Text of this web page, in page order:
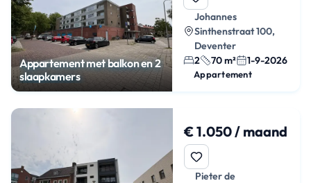
Appartement met balkon en 2
slaapkamers
Johannes
Sinthenstraat 100,
Deventer
2
70 m² 1-9-2026
Appartement
€ 1.050 / maand
Pieter de